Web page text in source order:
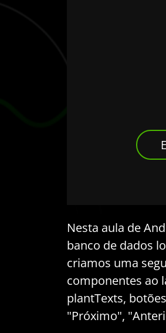
Nesta aula de
banco de dados
criamos uma
componentes ao
plantTexts,
"Próximo",